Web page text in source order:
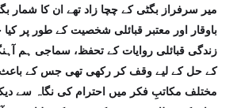
میر سرفراز بگٹی کے چچا زاد تھے ان کا شمار
باوقار اور معتبر قبائلی شخصیت کے طور پر کیا
زندگی قبائلی روایات کے تحفظ، سماجی ہم
کے حل کے لیے وقف کر رکھی تھی جس کے باعث
مختلف مکاتبِ فکر میں احترام کی نگاہ سے